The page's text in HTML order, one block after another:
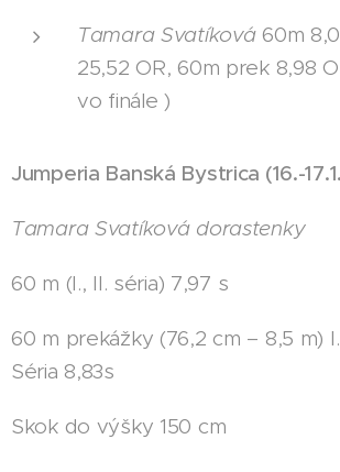
Tamara Svatíková60m
25,52 OR, 60m prek 8,98
vo finále )
Jumperia Banská Bystrica (16.-
Tamara Svatíková dorastenky
60 m (I., II. séria) 7,97 s
60 m prekážky (76,2 cm – 8,5 m)
Séria 8,83s
Skok do výšky 150 cm